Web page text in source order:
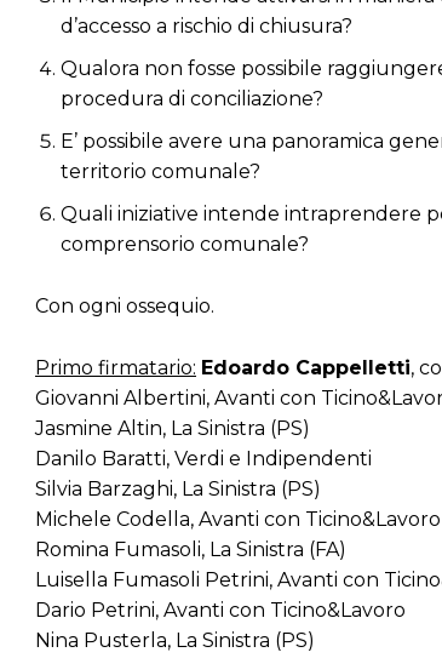
d’accesso a rischio di chiusura?
Qualora non fosse possibile
procedura di conciliazione?
E’ possibile avere una panoramica
territorio comunale?
Quali iniziative intende intraprendere
comprensorio comunale?
Con ogni ossequio.
Primo firmatario: Edoardo Cappelletti,
Giovanni Albertini, Avanti con
Jasmine Altin, La Sinistra (PS)
Danilo Baratti, Verdi e Indipendenti
Silvia Barzaghi, La Sinistra (PS)
Michele Codella, Avanti con Ticino&Lavoro
Romina Fumasoli, La Sinistra (FA)
Luisella Fumasoli Petrini, Avanti con
Dario Petrini, Avanti con Ticino&Lavoro
Nina Pusterla, La Sinistra (PS)